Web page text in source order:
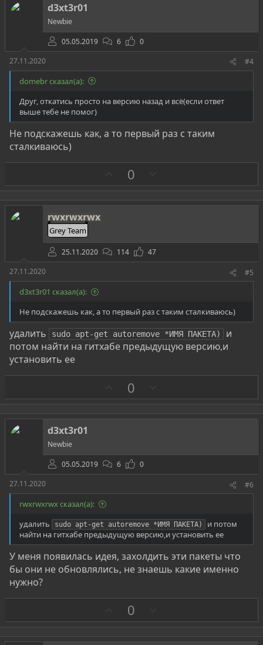
в
d3xt3r01
Newbie
05.05.2019
6
0
27.11.2020
#4
domebr сказал(а):
Друг, откатись просто на версию назад и всё(если ответ
выше тебе не помог)
Не подскажешь как, а то первый раз с таким
сталкиваюсь)
а
0
р
о
rwxrwxrwx
Grey Team
25.11.2020 114
47
27.11.2020
#5
d3xt3r01 сказал(а):
Не подскажешь как, а то первый раз с таким сталкиваюсь)
удалить sudo apt-get autoremove *ИМЯ ПАКЕТА)
и
потом найти на гитхабе предыдущую версию,и
установить ее
а
0
р
о
в
d3xt3r01
Newbie
05.05.2019
6
0
27.11.2020
#6
rwxrwxrwx сказал(а):
удалить
sudo apt-get autoremove *ИМЯ ПАКЕТА)
и потом
найти на гитхабе предыдущую версию,и установить ее
У меня появилась идея, захолдить эти пакеты что
бы они не обновлялись, не знаешь какие именно
нужно?
а
0
р
о